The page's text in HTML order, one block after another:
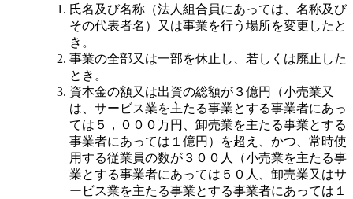
氏名及び名称（法人組合員にあっては、名称及び
その代表者名）又は事業を行う場所を変更したと
き。
事業の全部又は一部を休止し、若しくは廃止した
とき。
資本金の額又は出資の総額が３億円（小売業又
は、サービス業を主たる事業とする事業者にあっ
ては５，０００万円、卸売業を主たる事業とする
事業者にあっては１億円）を超え、かつ、常時使
用する従業員の数が３００人（小売業を主たる事
業とする事業者にあっては５０人、卸売業又はサ
ービス業を主たる事業とする事業者にあっては１